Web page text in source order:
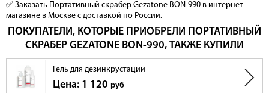
✅ Заказать Портативный скрабер Gezatone BON-990 в интернет
магазине в Москве с доставкой по России.
ПОКУПАТЕЛИ, КОТОРЫЕ ПРИОБРЕЛИ ПОРТАТИВНЫЙ
СКРАБЕР GEZATONE BON-990, ТАКЖЕ КУПИЛИ
Гель для дезинкрустации
Цена: 1 120 руб